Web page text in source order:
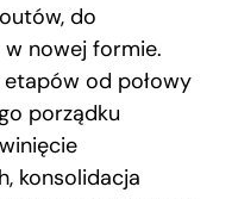
do
w nowej formie.
etapów od połowy
porządku
konsolidacja